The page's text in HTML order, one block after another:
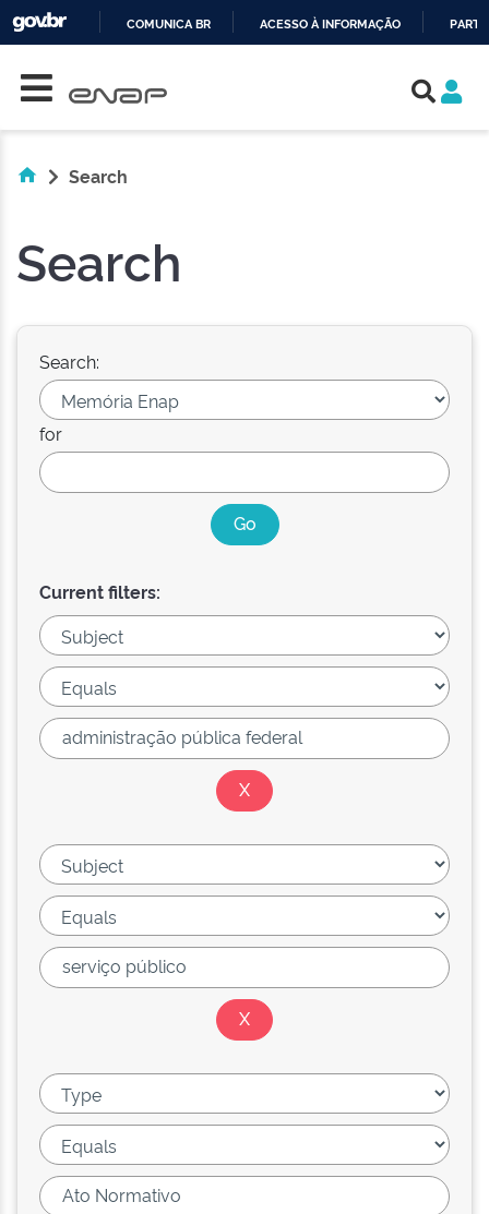
COMUNICA BR ACESSO À INFORMAÇÃO
Search
Search
Search:
for
Current filters: